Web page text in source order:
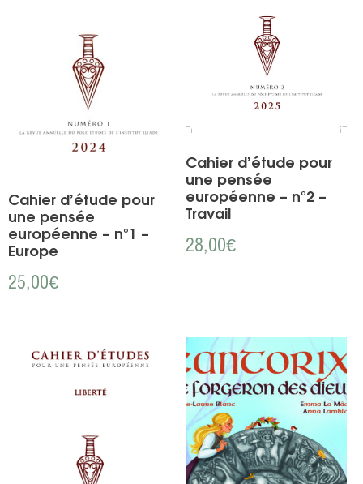
Cahier d’étude pour
une pensée
européenne – n°1 –
Europe
25,00€
Cahier d’étude pour
une pensée
européenne – n°2 –
Travail
28,00€